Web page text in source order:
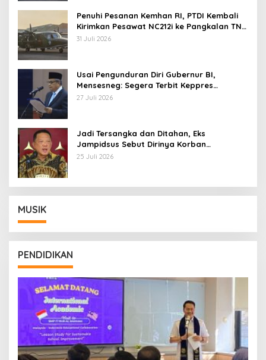
Penuhi Pesanan Kemhan RI, PTDI Kembali
Kirimkan Pesawat NC212i ke Pangkalan TNI
AU
31 Juli 2026
Usai Pengunduran Diri Gubernur BI,
Mensesneg: Segera Terbit Keppres
Pemberhentian dengan Hormat
27 Juli 2026
Jadi Tersangka dan Ditahan, Eks
Jampidsus Sebut Dirinya Korban
Kriminalisasi
25 Juli 2026
MUSIK
PENDIDIKAN